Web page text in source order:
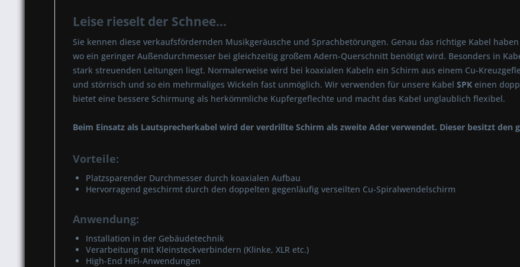
Leise rieselt der Schnee...
Sie kennen diese verkaufsfördernden Musikgeräusche und Sprachbetörungen. Genau das richtige Kabel
wo ein geringer Außendurchmesser bei gleichzeitig großem Adern-Querschnitt benötigt wird. Besonders in
stark streuenden Leitungen liegt. Normalerweise wird bei koaxialen Kabeln ein Schirm aus einem Cu-
und störrisch und so ein mehrmaliges Wickeln fast unmöglich. Wir verwenden für unsere Kabel SPK einen
bietet eine bessere Schirmung als herkömmliche Kupfergeflechte und macht das Kabel unglaublich flexibel.
Beim Einsatz als Lautsprecherkabel wird der verdrillte Schirm als zweite Ader verwendet. Dieser besitzt den
Vorteile:
Platzsparender Durchmesser durch koaxialen Aufbau
Hervorragend geschirmt durch den doppelten gegenläufig verseilten Cu-Spiralwendelschirm
Anwendung:
Installation in der Gebäudetechnik
Verarbeitung mit Kleinsteckverbindern (Klinke, XLR etc.)
High-End HiFi-Anwendungen